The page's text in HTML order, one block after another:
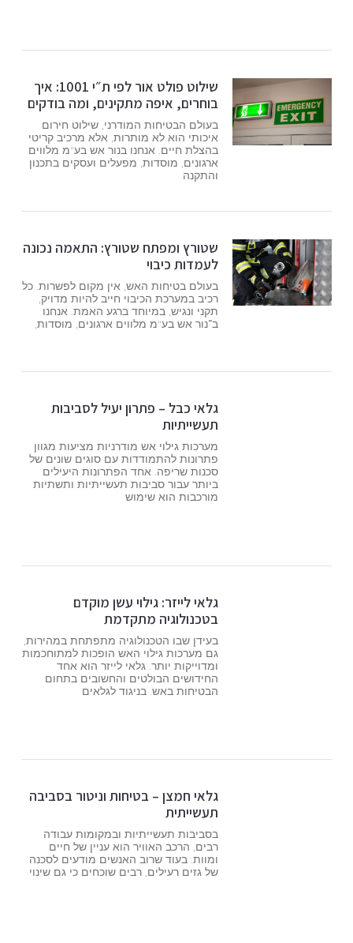
שילוט פולט אור לפי ת״י 1001: איך
בוחרים, איפה מתקינים, ומה בודקים
בעולם הבטיחות המודרני, שילוט חירום
איכותי הוא לא מותרות, אלא מרכיב קריטי
בהצלת חיים. אנחנו בנור אש בע"מ מלווים
ארגונים, מוסדות, מפעלים ועסקים בתכנון
והתקנה
שטורץ ומפתח שטורץ: התאמה נכונה
לעמדות כיבוי
בעולם בטיחות האש, אין מקום לפשרות. כל
רכיב במערכת הכיבוי חייב להיות מדויק,
תקני ונגיש, במיוחד ברגע האמת. אנחנו
ב־נור אש בע"מ מלווים ארגונים, מוסדות,
גלאי כבל – פתרון יעיל לסביבות
תעשייתיות
מערכות גילוי אש מודרניות מציעות מגוון
פתרונות להתמודדות עם סוגים שונים של
סכנות שריפה. אחד הפתרונות היעילים
ביותר עבור סביבות תעשייתיות ותשתיות
מורכבות הוא שימוש
גלאי לייזר: גילוי עשן מוקדם
בטכנולוגיה מתקדמת
בעידן שבו הטכנולוגיה מתפתחת במהירות,
גם מערכות גילוי האש הופכות למתוחכמות
ומדוייקות יותר. גלאי לייזר הוא אחד
החידושים הבולטים והחשובים בתחום
הבטיחות באש. בניגוד לגלאים
גלאי חמצן – בטיחות וניטור בסביבה
תעשייתית
בסביבות תעשייתיות ובמקומות עבודה
רבים, הרכב האוויר הוא עניין של חיים
ומוות. בעוד שרוב האנשים מודעים לסכנה
של גזים רעילים, רבים שוכחים כי גם שינוי